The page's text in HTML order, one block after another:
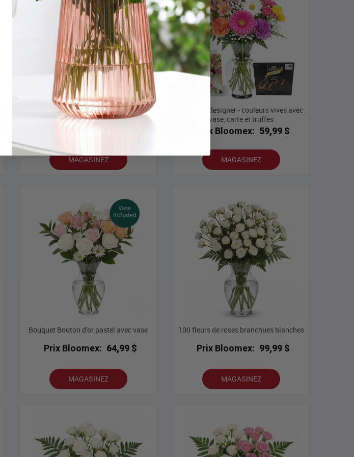
Bouquet Cherry Bomb avec vase
Prix Bloomex:
MAGASINEZ
Choix du designer - couleurs vives avec
vase, carte et truffes
Prix Bloomex: 59,99 $
MAGASINEZ
Bouquet Bouton d’or pastel avec vase
Prix Bloomex: 64,99 $
MAGASINEZ
100 fleurs de roses branchues blanches
Prix Bloomex: 99,99 $
MAGASINEZ